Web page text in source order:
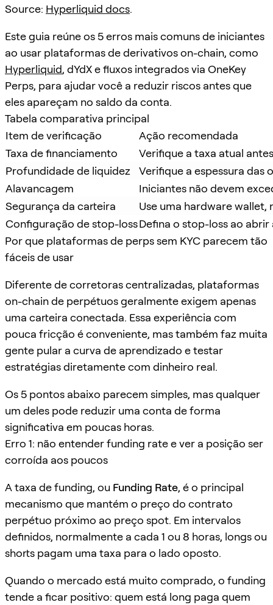
Source: Hyperliquid docs.
Este guia reúne os 5 erros mais comuns de iniciantes
ao usar plataformas de derivativos on-chain, como
Hyperliquid, dYdX e fluxos integrados via OneKey
Perps, para ajudar você a reduzir riscos antes que
eles apareçam no saldo da conta.
Tabela comparativa principal
Item de verificação
Ação recomendada
Taxa de financiamento
Verifique a taxa atual
Profundidade de liquidez
Verifique a espessura das
Alavancagem
Iniciantes não devem
Segurança da carteira
Use uma hardware
Configuração de stop-lossDefina o stop-loss ao
Por que plataformas de perps sem KYC parecem tão
fáceis de usar
Diferente de corretoras centralizadas, plataformas
on-chain de perpétuos geralmente exigem apenas
uma carteira conectada. Essa experiência com
pouca fricção é conveniente, mas também faz muita
gente pular a curva de aprendizado e testar
estratégias diretamente com dinheiro real.
Os 5 pontos abaixo parecem simples, mas qualquer
um deles pode reduzir uma conta de forma
significativa em poucas horas.
Erro 1: não entender funding rate e ver a posição ser
corroída aos poucos
A taxa de funding, ou Funding Rate, é o principal
mecanismo que mantém o preço do contrato
perpétuo próximo ao preço spot. Em intervalos
definidos, normalmente a cada 1 ou 8 horas, longs ou
shorts pagam uma taxa para o lado oposto.
Quando o mercado está muito comprado, o funding
tende a ficar positivo: quem está long paga quem